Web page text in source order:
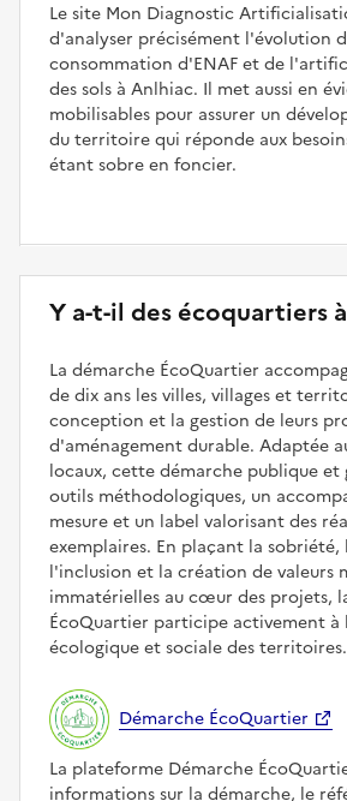
Le site Mon Diagnostic
d'analyser précisément l'évolution
consommation d'ENAF et de
des sols à Anlhiac. Il met aussi en
mobilisables pour assurer un
du territoire qui réponde aux
étant sobre en foncier.
Y a-t-il des écoquartiers
La démarche ÉcoQuartier
de dix ans les villes, villages et
conception et la gestion de leurs
d'aménagement durable. Adaptée
locaux, cette démarche publique
outils méthodologiques, un
mesure et un label valorisant des
exemplaires. En plaçant la sobriété,
l'inclusion et la création de valeurs
immatérielles au cœur des projets,
ÉcoQuartier participe activement
écologique et sociale des territoires.
Démarche ÉcoQuartier
La plateforme Démarche
informations sur la démarche, le